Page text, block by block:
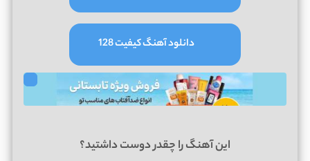
دانلود آهنگ کیفیت 128
این آهنگ را چقدر دوست داشتید؟